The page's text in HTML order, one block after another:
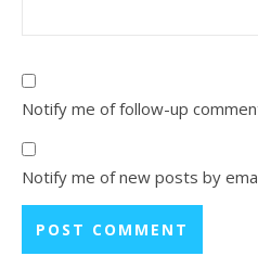
Notify me of follow-up
Notify me of new posts by